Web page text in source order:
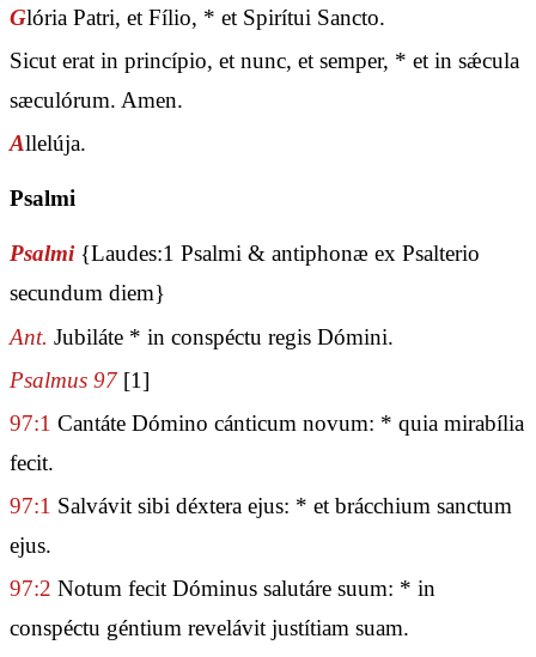
Glória Patri, et Fílio, * et Spirítui Sancto.
Sicut erat in princípio, et nunc, et semper, * et in sǽcula
sæculórum. Amen.
Allelúja.
Psalmi
Psalmi {Laudes:1 Psalmi & antiphonæ ex Psalterio
secundum diem}
Ant. Jubiláte * in conspéctu regis Dómini.
Psalmus 97 [1]
97:1 Cantáte Dómino cánticum novum: * quia mirabília
fecit.
97:1 Salvávit sibi déxtera ejus: * et brácchium sanctum
ejus.
97:2 Notum fecit Dóminus salutáre suum: * in
conspéctu géntium revelávit justítiam suam.